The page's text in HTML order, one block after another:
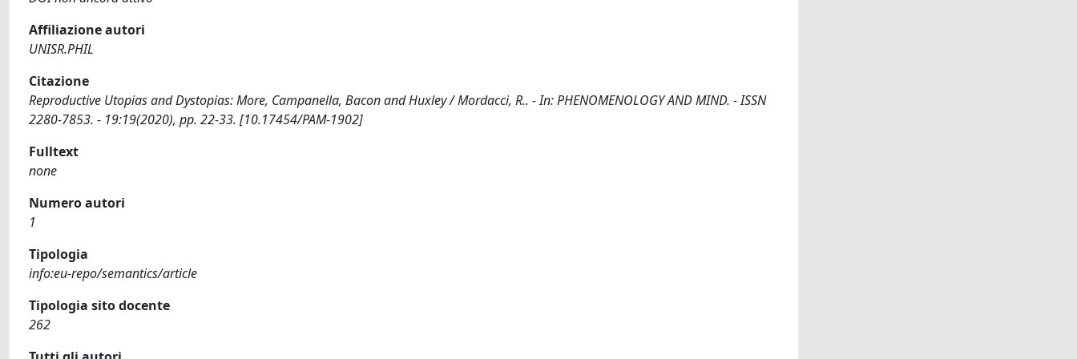
Affiliazione autori
UNISR.PHIL
Citazione
Reproductive Utopias and Dystopias: More, Campanella, Bacon and Huxley / Mordacci, R.. - In: PHENOMENOLOGY AND MIND. - ISSN
2280-7853. - 19:19(2020), pp. 22-33. [10.17454/PAM-1902]
Fulltext
none
Numero autori
1
Tipologia
info:eu-repo/semantics/article
Tipologia sito docente
262